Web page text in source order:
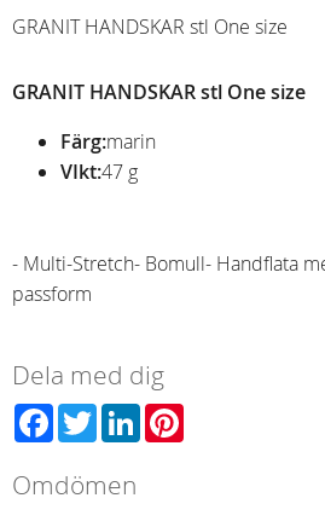
GRANIT HANDSKAR stl One size
GRANIT HANDSKAR stl One size
Färg:marin
VIkt:47 g
- Multi-Stretch- Bomull- Handflata
passform
Dela med dig
Facebook
TwitterLinkedIn
Omdömen